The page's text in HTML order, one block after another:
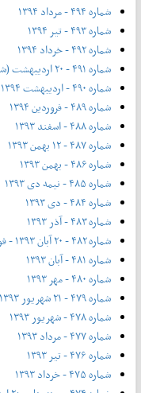
شماره ۴۹۴ - مرداد ۱۳۹۴
شماره ۴۹۳ - تیر ۱۳۹۴
شماره ۴۹۲ - خرداد ۱۳۹۴
شماره ۴۹۱ - ۲۰ اردیبهشت (شماره ویژه بهار ۱۳۹۴)
شماره ۴۹۰ - اردیبهشت ۱۳۹۴
شماره ۴۸۹ - فروردین ۱۳۹۴
شماره ۴۸۸ - اسفند ۱۳۹۳
شماره ۴۸۷ - ۱۲ بهمن ۱۳۹۳
شماره ۴۸۶ - بهمن ۱۳۹۳
شماره ۴۸۵ - نیمه دی ۱۳۹۳
شماره ۴۸۴ - دی ۱۳۹۳
شماره ۴۸۳ - آذر ۱۳۹۳
شماره ۴۸۲ - ۲۰ آبان ۱۳۹۳ - فوق‌العاده‌ی پاییز
شماره ۴۸۱ - آبان ۱۳۹۳
شماره ۴۸۰ - مهر ۱۳۹۳
شماره ۴۷۹ - ۲۱ شهریور ۱۳۹۳
شماره ۴۷۸ - شهریور ۱۳۹۳
شماره ۴۷۷ - مرداد ۱۳۹۳
شماره ۴۷۶ - تیر ۱۳۹۳
شماره ۴۷۵ - خرداد ۱۳۹۳